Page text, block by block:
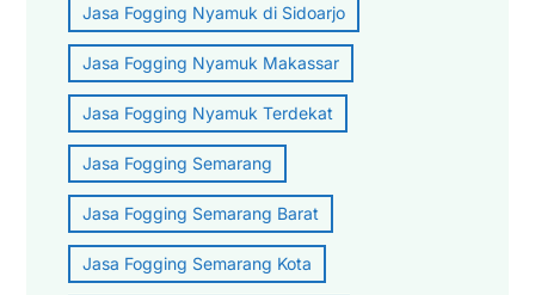
Jasa Fogging Nyamuk di Sidoarjo
Jasa Fogging Nyamuk Makassar
Jasa Fogging Nyamuk Terdekat
Jasa Fogging Semarang
Jasa Fogging Semarang Barat
Jasa Fogging Semarang Kota